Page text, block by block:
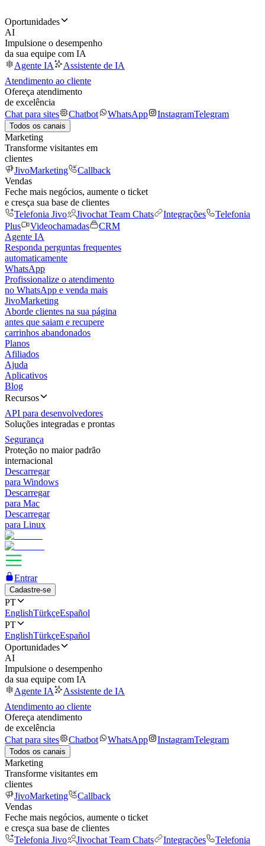
Oportunidades
AI
Impulsione o desempenho
da sua equipe com IA
Agente IA
Assistente de IA
Atendimento ao cliente
Ofereça atendimento
de excelência
Chat para sites
Chatbot WhatsApp InstagramTelegram
Todos os canais
Marketing
Transforme visitantes em
clientes
JivoMarketing
Callback
Vendas
Feche mais negócios, aumente o ticket
e cresça sua base de clientes
Telefonia Jivo
Jivochat Team Chats Integrações
Telefonia
Plus
Videochamadas
CRM
Agente IA
Responda perguntas frequentes
automaticamente
WhatsApp
Profissionalize o atendimento
no WhatsApp e venda mais
JivoMarketing
Aborde clientes na sua página
antes que saiam e recupere
carrinhos abandonados
Planos
Afiliados
Ajuda
Aplicativos
Blog
Recursos
API para desenvolvedores
Soluções integradas e prontas
Segurança
Proteção no maior padrão
internacional
Descarregar
para Windows
Descarregar
para Mac
Descarregar
para Linux
Entrar
Cadastre-se
PT
EnglishTürkçeEspañol
PT
EnglishTürkçeEspañol
Oportunidades
AI
Impulsione o desempenho
da sua equipe com IA
Agente IA
Assistente de IA
Atendimento ao cliente
Ofereça atendimento
de excelência
Chat para sites
Chatbot WhatsApp InstagramTelegram
Todos os canais
Marketing
Transforme visitantes em
clientes
JivoMarketing
Callback
Vendas
Feche mais negócios, aumente o ticket
e cresça sua base de clientes
Telefonia Jivo
Jivochat Team Chats Integrações
Telefonia